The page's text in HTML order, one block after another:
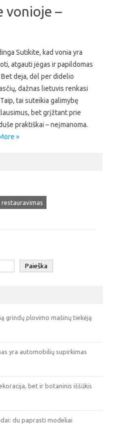
vonioje –
Sutikite, kad vonia yra
atgauti jėgas ir papildomas
deja, dėl per didelio
dažnas lietuvis renkasi
tai suteikia galimybę
bet grįžtant prie
praktiškai – neįmanoma.
»
Paieška
grindų plovimo mašinų tiekėją
yra automobilių supirkimas
bet ir botaninis iššūkis
du paprasti modeliai